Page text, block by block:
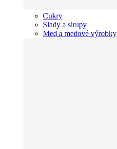
Cukry
Slady a sirupy
Med a medové výrobky